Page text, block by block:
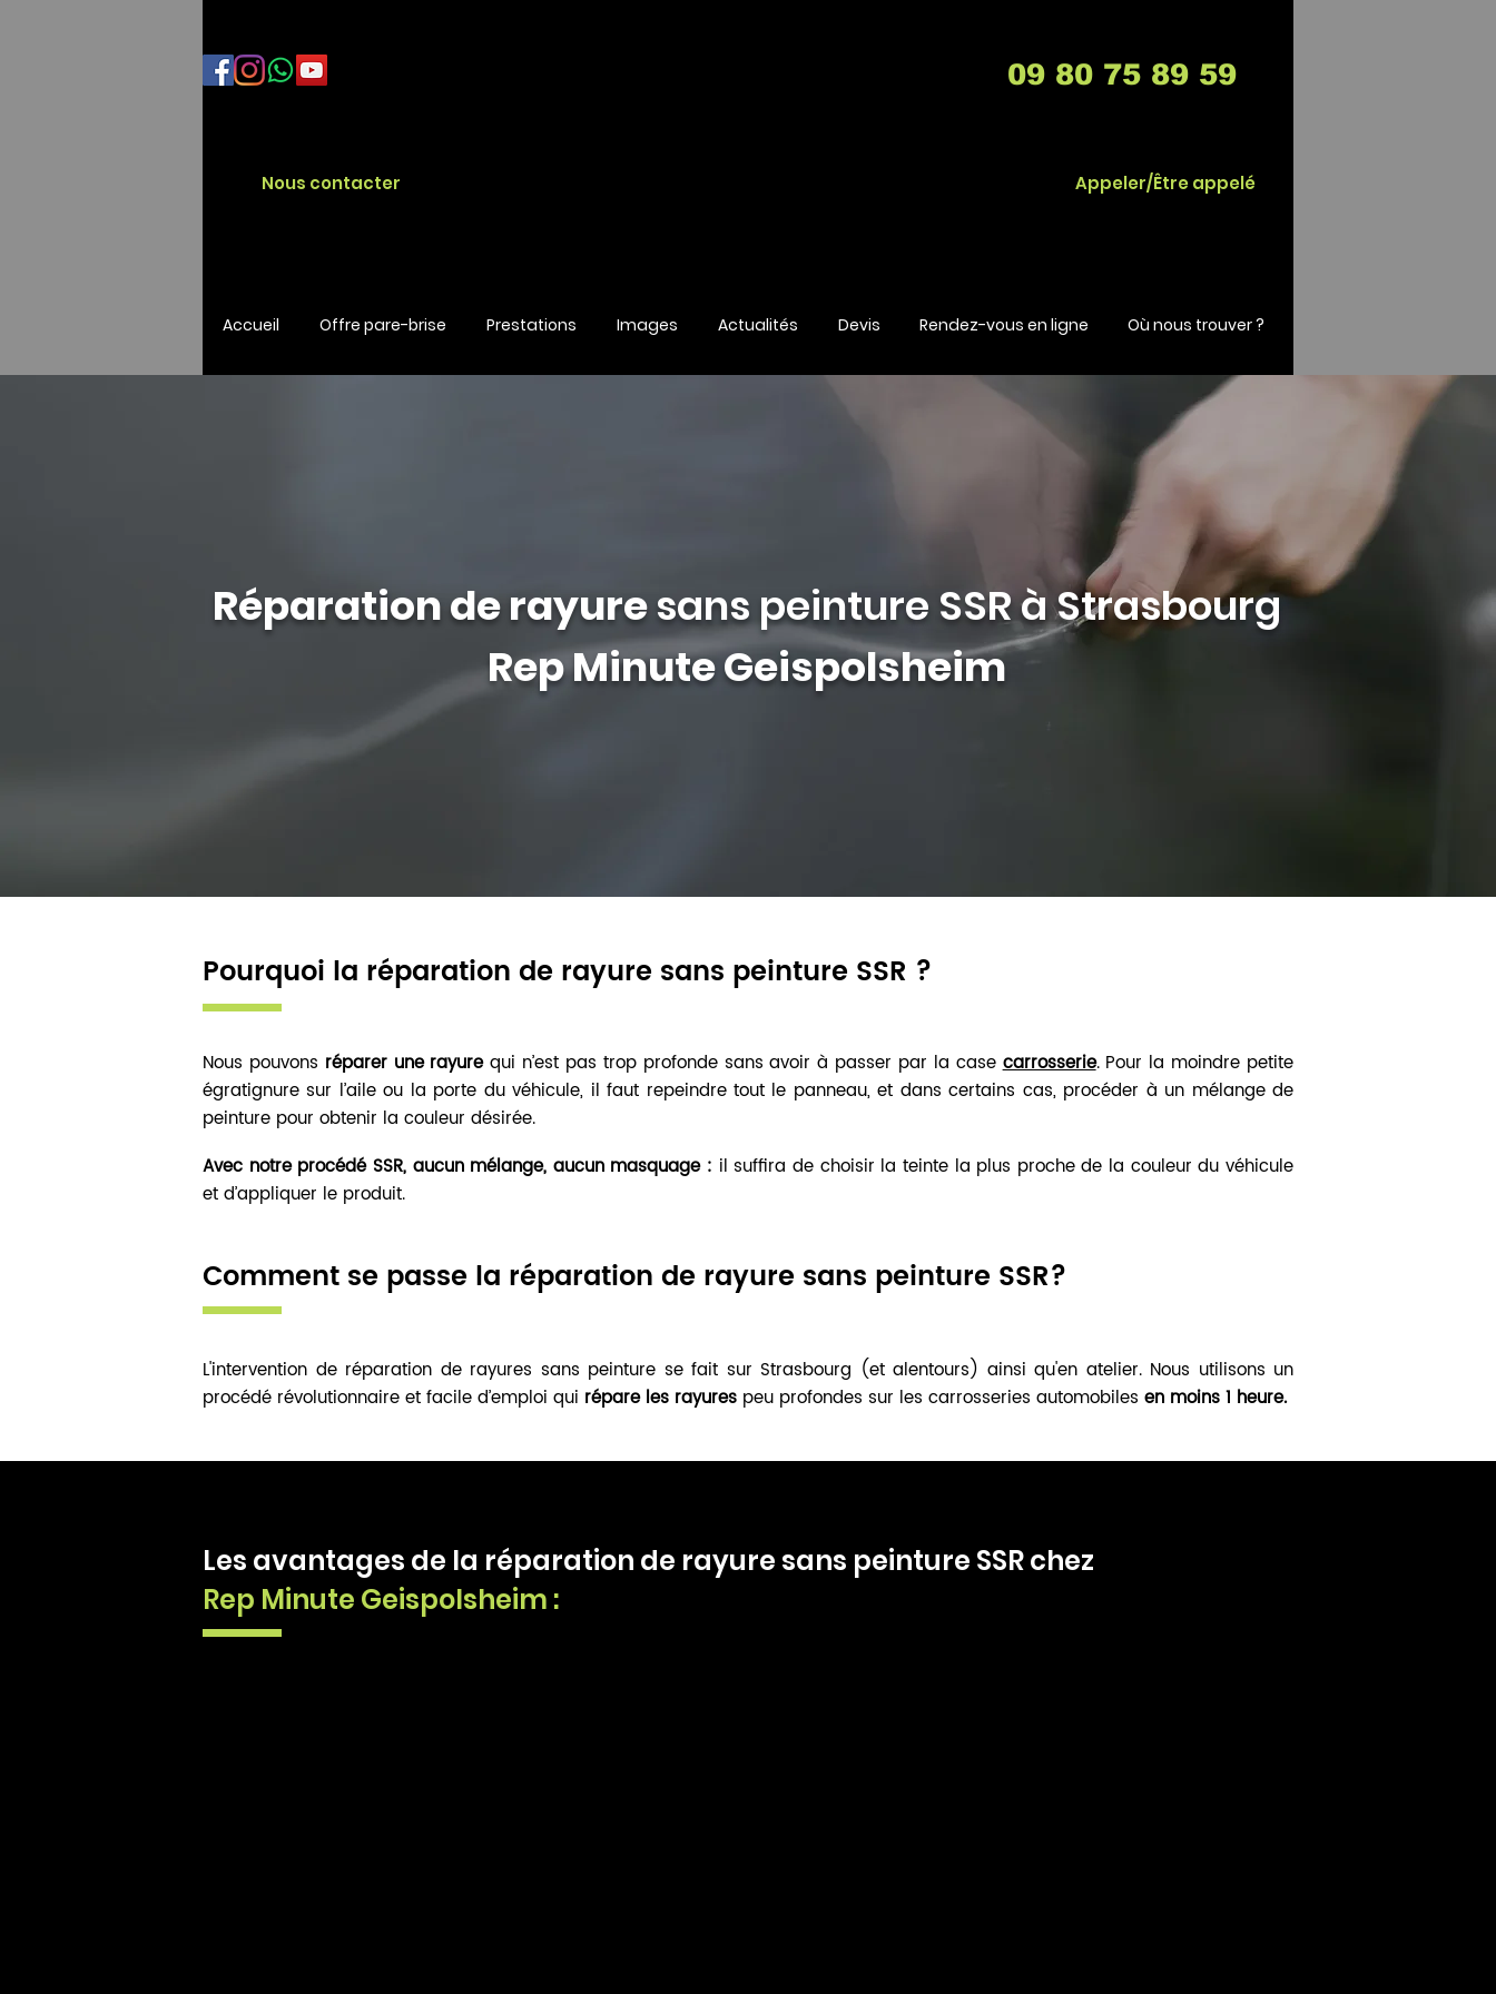
Nous contacter
09 80 75 89 59
Appeler/Être appelé
Accueil Offre pare-brise Prestations Images Actualités Devis Rendez-vous en ligne Où nous trouver ?
Réparation de rayuresans peinture SSR à Strasbourg
Rep Minute Geispolsheim
Pourquoi la réparation de rayure sans peinture SSR ?
Nous pouvons réparer une rayurequi n’est pas trop profonde sans avoir à passer par la casecarrosserie. Pour la moindre petite
égratignure sur l’aile ou la porte du véhicule, il faut repeindre tout le panneau, et dans certains cas, procéder à un mélange de
peinture pour obtenir la couleur désirée.
Avec notre procédé SSR, aucun mélange, aucun masquage : il suffira de choisir la teinte la plus proche de la couleur du véhicule
et d’appliquer le produit.
Comment se passe la réparation de rayure sans peinture SSR?
L'intervention de réparation de rayures sans peinture se fait sur Strasbourg (et alentours) ainsi qu'en atelier. Nous utilisons un
procédé révolutionnaire et facile d’emploi qui répare les rayures peu profondes sur les carrosseries automobiles en moins 1 heure.
Les avantages de la réparation de rayure sans peinture SSR chez
Rep Minute Geispolsheim :